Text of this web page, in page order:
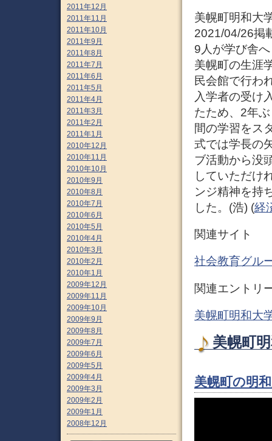
美幌町明和大
2021/04/26掲
9人が学び舎へ
美幌町の生涯
民会館で行わ
入学者の受け
たため、2年
間の学習をス
式では学長の
ブ活動から没
していただけ
ンジ精神を持
した。(浩) (経
関連サイト
社会教育グル
関連エントリ
美幌町明和大
美幌町
美幌町の明
2011年12月
2011年11月
2011年10月
2011年9月
2011年8月
2011年7月
2011年6月
2011年5月
2011年4月
2011年3月
2011年2月
2011年1月
2010年12月
2010年11月
2010年10月
2010年9月
2010年8月
2010年7月
2010年6月
2010年5月
2010年4月
2010年3月
2010年2月
2010年1月
2009年12月
2009年11月
2009年10月
2009年9月
2009年8月
2009年7月
2009年6月
2009年5月
2009年4月
2009年3月
2009年2月
2009年1月
2008年12月